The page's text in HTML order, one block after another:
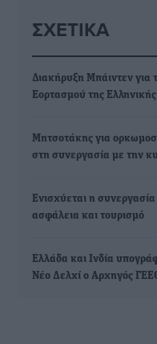
ΣΧΕΤΙΚΆ
Διακήρυξη Μπάιντεν για
Εορτασμού της
Μητσοτάκης για
στη συνεργασία με την
Ενισχύεται η
ασφάλεια και τουρισμό
Ελλάδα και Ινδία
Νέο Δελχί ο Αρχηγός